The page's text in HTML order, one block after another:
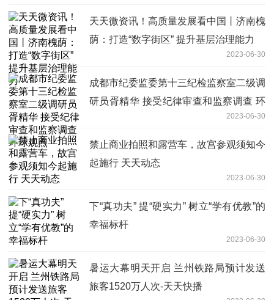
天天微资讯！高质量发展看中国丨济南槐
荫：打造“数字街区” 提升基层治理能力
2023-06-30
成都市纪委监委第十三纪检监察室二级调
研员胥精华 接受纪律审查和监察调查 环
2023-06-30
禁止商业拍照和露营车，故宫参观须知今
起施行 天天动态
2023-06-30
下“真功夫” 提“硬实力” 树立“学有优教”的
幸福标杆
2023-06-30
暑运大幕明天开启 兰州铁路局预计发送
旅客1520万人次-天天快播